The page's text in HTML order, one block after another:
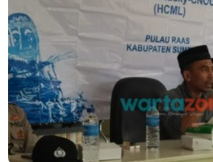
Copyright
2026
PT.
Balqis
Cyber
Media
Sejahtera